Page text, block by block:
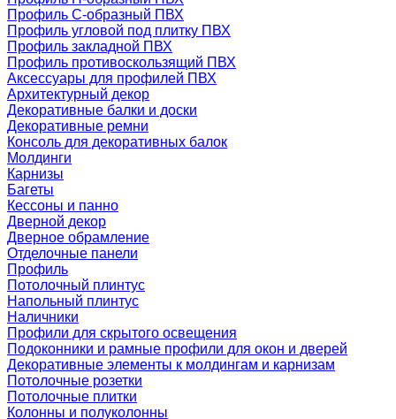
Профиль C-образный ПВХ
Профиль угловой под плитку ПВХ
Профиль закладной ПВХ
Профиль противоскользящий ПВХ
Аксессуары для профилей ПВХ
Архитектурный декор
Декоративные балки и доски
Декоративные ремни
Консоль для декоративных балок
Молдинги
Карнизы
Багеты
Кессоны и панно
Дверной декор
Дверное обрамление
Отделочные панели
Профиль
Потолочный плинтус
Напольный плинтус
Наличники
Профили для скрытого освещения
Подоконники и рамные профили для окон и дверей
Декоративные элементы к молдингам и карнизам
Потолочные розетки
Потолочные плитки
Колонны и полуколонны